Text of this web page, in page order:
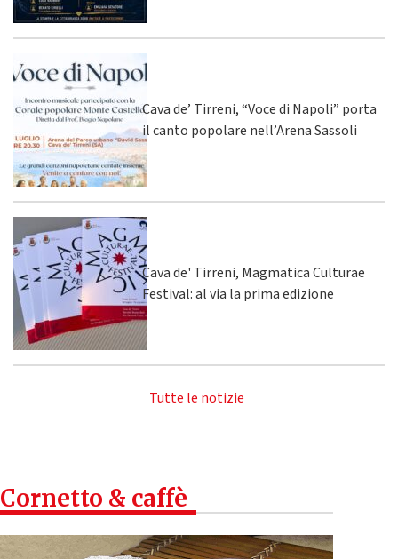
Cava de’ Tirreni, “Voce di Napoli” porta
il canto popolare nell’Arena Sassoli
Cava de' Tirreni, Magmatica Culturae
Festival: al via la prima edizione
Tutte le notizie
Cornetto & caffè